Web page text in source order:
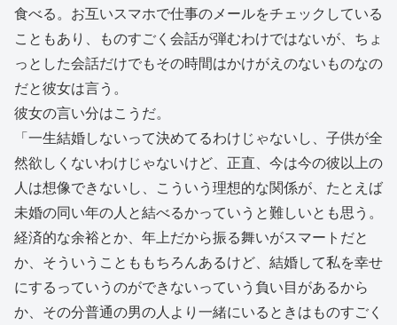
食べる。お互いスマホで仕事のメールをチェックしている
こともあり、ものすごく会話が弾むわけではないが、ちょ
っとした会話だけでもその時間はかけがえのないものなの
だと彼女は言う。
彼女の言い分はこうだ。
「一生結婚しないって決めてるわけじゃないし、子供が全
然欲しくないわけじゃないけど、正直、今は今の彼以上の
人は想像できないし、こういう理想的な関係が、たとえば
未婚の同い年の人と結べるかっていうと難しいとも思う。
経済的な余裕とか、年上だから振る舞いがスマートだと
か、そういうことももちろんあるけど、結婚して私を幸せ
にするっていうのができないっていう負い目があるから
か、その分普通の男の人より一緒にいるときはものすごく